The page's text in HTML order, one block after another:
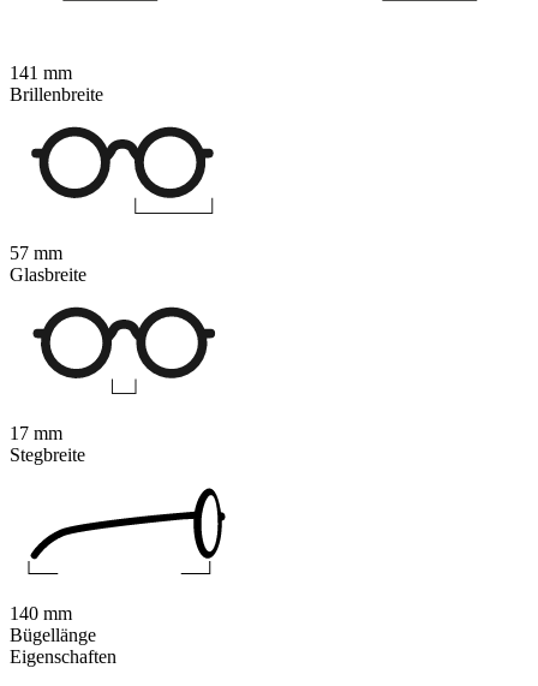
Eigenschaften
141 mm
Brillenbreite
57 mm
Glasbreite
17 mm
Stegbreite
140 mm
Bügellänge